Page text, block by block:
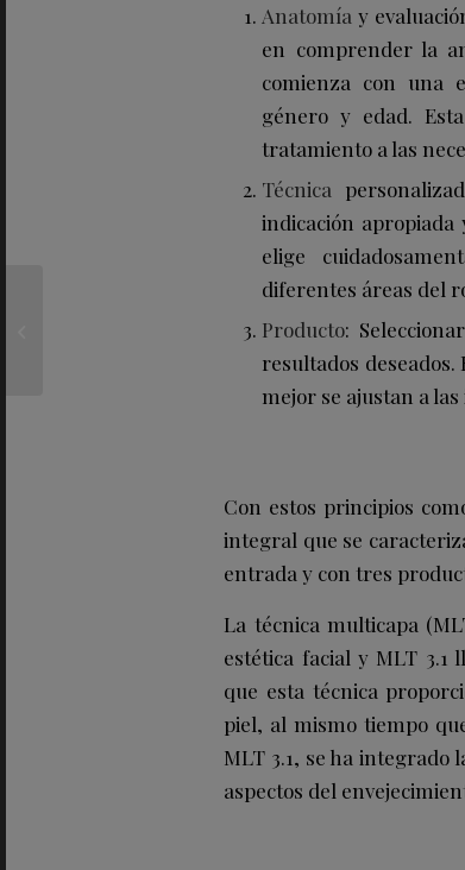
Anatomíay
en comprender la
comienza con una
género y edad.
tratamiento a las
Técnica
indicación apropiada
elige
diferentes áreas del
Producto:
resultados deseados.
mejor se ajustan a las
Con estos principios
integral que se
entrada y con tres
La técnica multicapa
estética facial y MLT 3.1
que esta técnica
piel, al mismo tiempo
MLT 3.1, se ha integrado
aspectos del